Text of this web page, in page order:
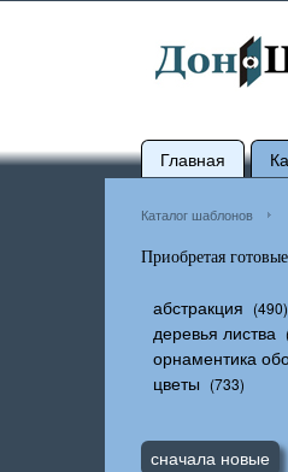
Главная
Каталог шаблонов
Приобретая
абстракция (490)
деревья листва
орнаментика
цветы (733)
сначала новые